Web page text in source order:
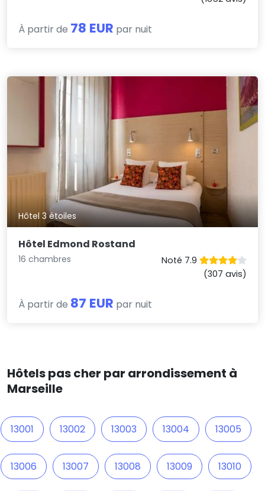
À partir de 78 EUR par nuit
Hôtel 3 étoiles
Hôtel Edmond Rostand
16 chambres
Noté 7.9
(307 avis)
À partir de 87 EUR par nuit
Hôtels pas cher par arrondissement à
Marseille
13001 13002 13003 13004 13005
13006 13007 13008 13009 13010